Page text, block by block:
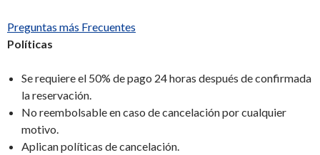
Preguntas más Frecuentes
Políticas
Se requiere el 50% de pago 24 horas después de confirmada
la reservación.
No reembolsable en caso de cancelación por cualquier
motivo.
Aplican políticas de cancelación.